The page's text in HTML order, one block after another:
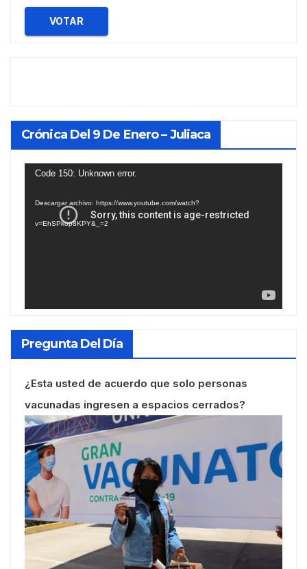
VOTAR
Crónica Del 9 De Enero – Juliaca
Reproductor
Code 150: Unknown error.
Descargar archivo: https://www.youtube.com/watch?
v=EhSPkop8KPY&_=2
Pregunta Del Día
¿Esta usted de acuerdo que solo personas
vacunadas ingresen a espacios cerrados?